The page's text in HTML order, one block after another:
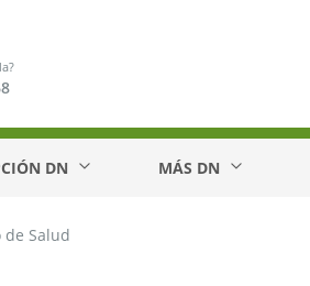
DN MÁS DN
de Salud